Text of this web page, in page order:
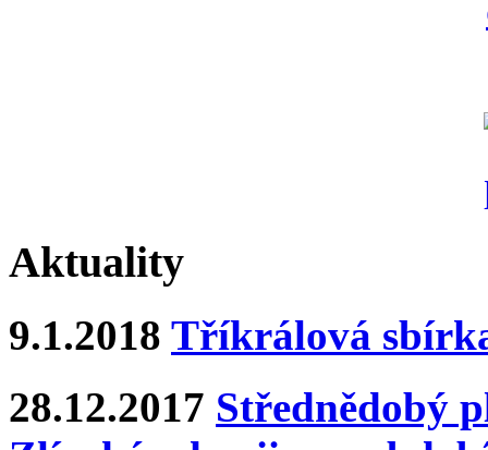
Aktuality
9.1.2018 Tříkrálová
28.12.2017 Střednědobý